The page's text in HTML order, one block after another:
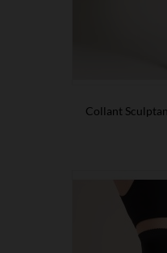
Collant